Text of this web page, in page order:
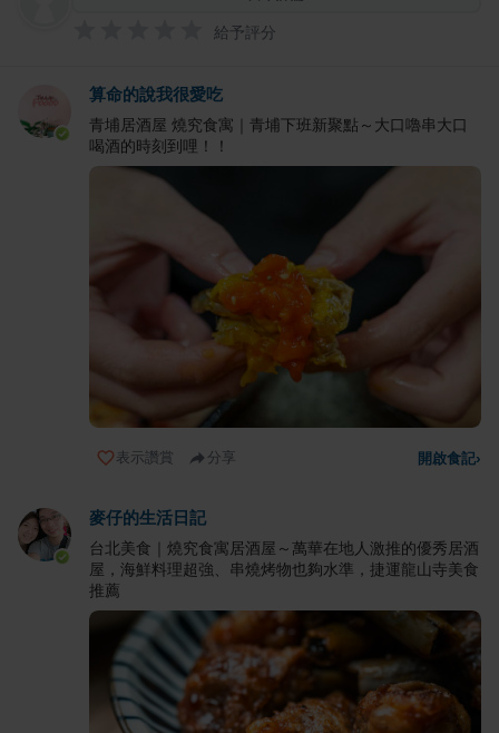
給予評分
算命的說我很愛吃
青埔居酒屋 燒究食寓｜青埔下班新聚點～大口嚕串大口
喝酒的時刻到哩！！
表示讚賞 分享 開啟食記›
麥仔的生活日記
台北美食｜燒究食寓居酒屋～萬華在地人激推的優秀居酒
屋，海鮮料理超強、串燒烤物也夠水準，捷運龍山寺美食
推薦